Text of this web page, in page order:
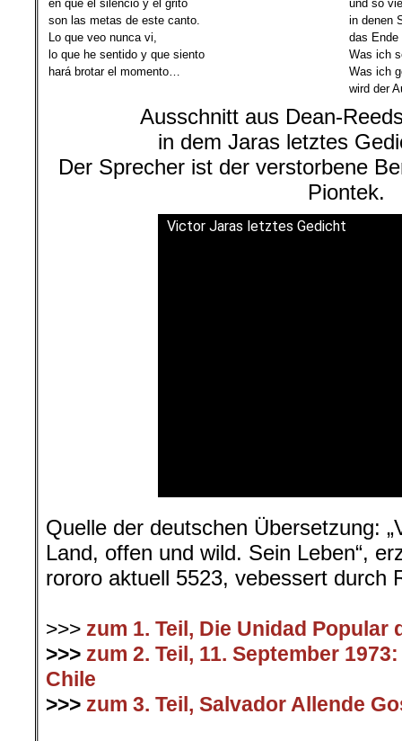
en que el silencio y el grito
son las metas de este canto.
Lo que veo nunca vi,
lo que he sentido y que siento
hará brotar el momento…
und so
in denen
das Ende
Was ich
Was ich
wird der
Ausschnitt aus Dean-
in dem Jaras letztes
Der Sprecher ist der verstorbene
Piontek.
Victor Jaras letztes Gedicht
Quelle der deutschen Übersetzung:
Land, offen und wild. Sein Leben“,
rororo aktuell 5523, vebessert durch
>>> zum 1. Teil, Die Unidad Popular
>>> zum 2. Teil, 11. September
Chile
>>> zum 3. Teil, Salvador Allende